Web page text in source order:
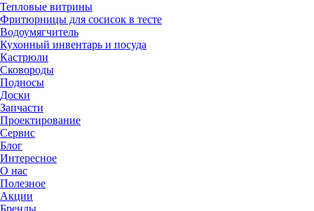
Тепловые витрины
Фритюрницы для сосисок в тесте
Водоумягчитель
Кухонный инвентарь и посуда
Кастрюли
Сковороды
Подносы
Доски
Запчасти
Проектирование
Сервис
Блог
Интересное
О нас
Полезное
Акции
Бренды